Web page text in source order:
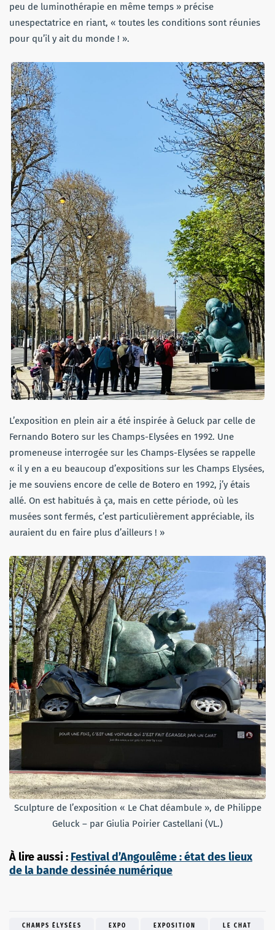
peu de luminothérapie en même temps » précise
unespectatrice en riant, « toutes les conditions sont réunies
pour qu’il y ait du monde ! ».
L’exposition en plein air a été inspirée à Geluck par celle de
Fernando Botero sur les Champs-Elysées en 1992. Une
promeneuse interrogée sur les Champs-Elysées se rappelle
« il y en a eu beaucoup d’expositions sur les Champs Elysées,
je me souviens encore de celle de Botero en 1992, j’y étais
allé. On est habitués à ça, mais en cette période, où les
musées sont fermés, c’est particulièrement appréciable, ils
auraient du en faire plus d’ailleurs ! »
Sculpture de l’exposition « Le Chat déambule », de Philippe
Geluck – par Giulia Poirier Castellani (VL.)
À lire aussi : Festival d’Angoulême : état des lieux
de la bande dessinée numérique
CHAMPS ÉLYSÉES EXPO EXPOSITION LE CHAT